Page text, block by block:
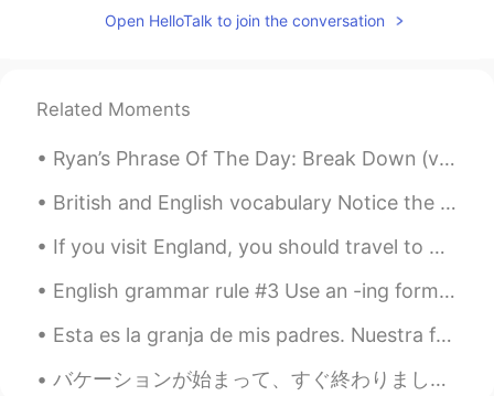
@k bI can help you a little bit with
PT EN
hey kath! I live in Brazil for many years
history of your country! call me to chat
PT EN
Olá, tudo bem, Kathleen? Estou
Open HelloTalk to join the conversation
Related Moments
Ryan’s Phrase Of The Day: Break Down (verb) Meaning (1): Make sth clearer/more specific Exampl...
British and English vocabulary Notice the different ways that common things are called in both ...
If you visit England, you should travel to other places not just London! There’s so much beauty i...
English grammar rule #3 Use an -ing form after be/get used to. Examples I'm used to driving...
Esta es la granja de mis padres. Nuestra familia ha vivido aquí por casi 140 años. Es un gran lug...
バケーションが始まって、すぐ終わりました。悲しいです！！戻りたい😭😭🥲 私の国は２つの島です。トリニダード・トバゴと言う国です。私はトリニダードに住んでいる、だけどトバゴが1番好きです。すごい...